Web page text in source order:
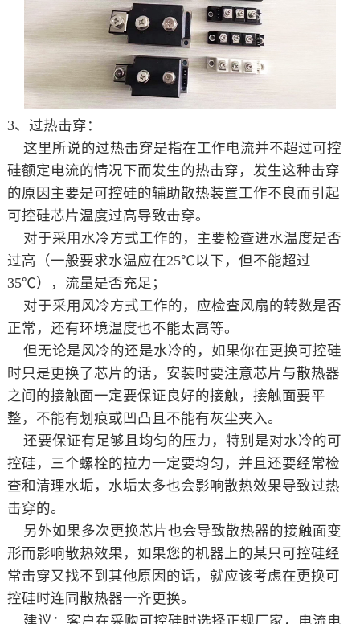
3、过热击穿：
这里所说的过热击穿是指在工作电流并不超过可控
硅额定电流的情况下而发生的热击穿，发生这种击穿
的原因主要是可控硅的辅助散热装置工作不良而引起
可控硅芯片温度过高导致击穿。
对于采用水冷方式工作的，主要检查进水温度是否
过高（一般要求水温应在25℃以下，但不能超过
35℃），流量是否充足；
对于采用风冷方式工作的，应检查风扇的转数是否
正常，还有环境温度也不能太高等。
但无论是风冷的还是水冷的，如果你在更换可控硅
时只是更换了芯片的话，安装时要注意芯片与散热器
之间的接触面一定要保证良好的接触，接触面要平
整，不能有划痕或凹凸且不能有灰尘夹入。
还要保证有足够且均匀的压力，特别是对水冷的可
控硅，三个螺栓的拉力一定要均匀，并且还要经常检
查和清理水垢，水垢太多也会影响散热效果导致过热
击穿的。
另外如果多次更换芯片也会导致散热器的接触面变
形而影响散热效果，如果您的机器上的某只可控硅经
常击穿又找不到其他原因的话，就应该考虑在更换可
控硅时连同散热器一齐更换。